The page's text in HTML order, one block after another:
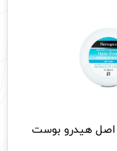
اصل هیدرو بوست